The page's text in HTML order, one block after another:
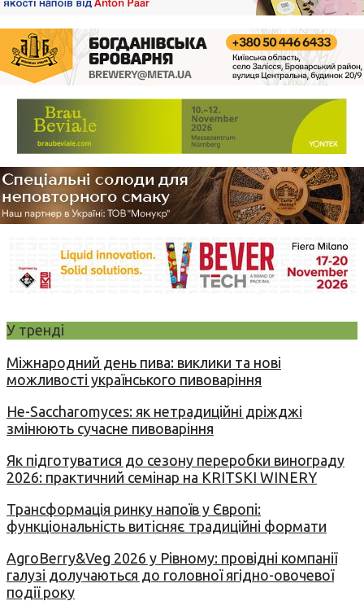
У тренді
Міжнародний день пива: виклики та нові
можливості українського пивоваріння
Не-Saccharomyces: як нетрадиційні дріжджі
змінюють сучасне пивоваріння
Як підготуватися до сезону переробки винограду
2026: практичний семінар на KRITSKI WINERY
Трансформація ринку напоїв у Європі:
функціональність витісняє традиційні формати
AgroBerry&Veg 2026 у Рівному: провідні компанії
галузі долучаються до головної ягідно-овочевої
події року